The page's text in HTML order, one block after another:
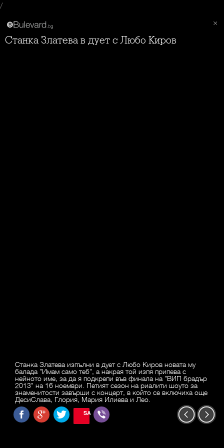
/
Станка Златева в дует с Любо Киров
Станка Златева изпълни в дует с Любо Киров новата му
балада "Имам само теб", а накрая той изпя припева с
нейното име, за да я подкрепи във финала на "ВИП брадър
2013" на 16 ноември. Петият сезон на риалити шоуто за
знаменитости завърши с концерт, в който се включиха още
ДесиСлава, Глория, Мария Илиева и Лео.
SAVE